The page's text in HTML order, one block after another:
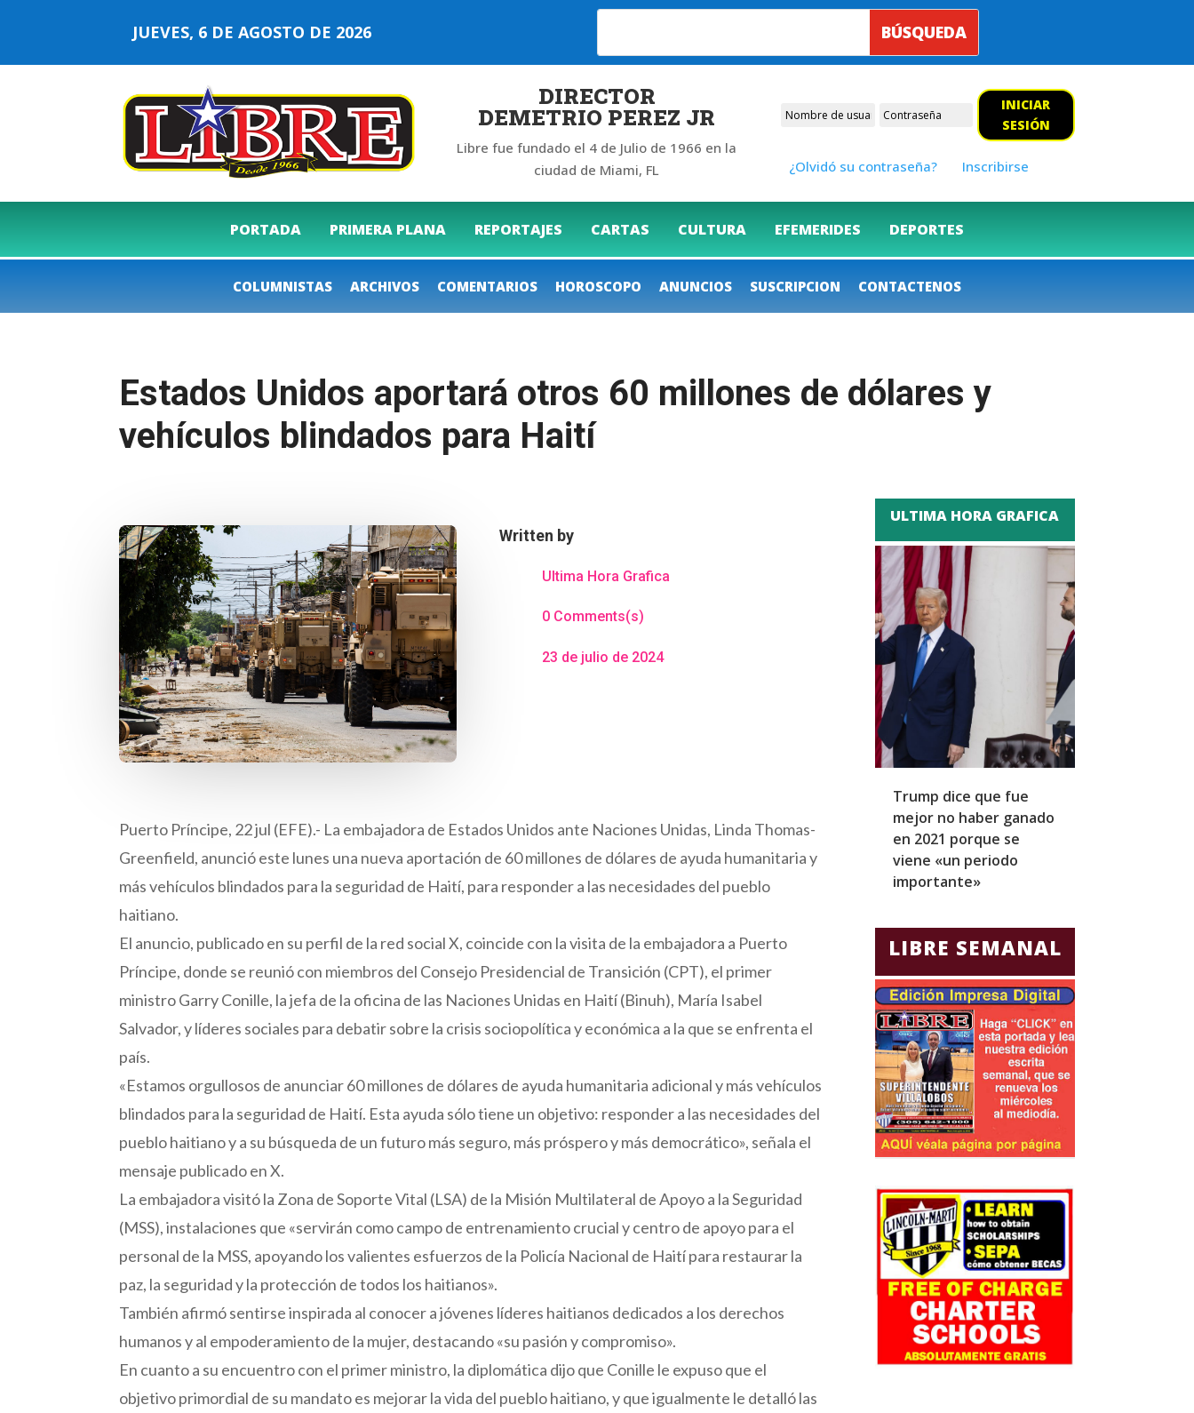
JUEVES, 6 DE AGOSTO DE 2026
DIRECTOR
DEMETRIO PEREZ JR
Libre fue fundado el 4 de Julio de 1966 en la
ciudad de Miami, FL
INICIAR
SESIÓN
¿Olvidó su contraseña? Inscribirse
PORTADA PRIMERA PLANA REPORTAJES CARTAS CULTURA EFEMERIDES DEPORTES
COLUMNISTAS ARCHIVOS COMENTARIOS HOROSCOPO ANUNCIOS SUSCRIPCION CONTACTENOS
Estados Unidos aportará otros 60 millones de dólares y
vehículos blindados para Haití
Written by
Ultima Hora Grafica
0 Comments(s)
23 de julio de 2024
Puerto Príncipe, 22 jul (EFE).- La embajadora de Estados Unidos ante Naciones Unidas, Linda Thomas-
Greenfield, anunció este lunes una nueva aportación de 60 millones de dólares de ayuda humanitaria y
más vehículos blindados para la seguridad de Haití, para responder a las necesidades del pueblo
haitiano.
El anuncio, publicado en su perfil de la red social X, coincide con la visita de la embajadora a Puerto
Príncipe, donde se reunió con miembros del Consejo Presidencial de Transición (CPT), el primer
ministro Garry Conille, la jefa de la oficina de las Naciones Unidas en Haití (Binuh), María Isabel
Salvador, y líderes sociales para debatir sobre la crisis sociopolítica y económica a la que se enfrenta el
país.
«Estamos orgullosos de anunciar 60 millones de dólares de ayuda humanitaria adicional y más vehículos
blindados para la seguridad de Haití. Esta ayuda sólo tiene un objetivo: responder a las necesidades del
pueblo haitiano y a su búsqueda de un futuro más seguro, más próspero y más democrático», señala el
mensaje publicado en X.
La embajadora visitó la Zona de Soporte Vital (LSA) de la Misión Multilateral de Apoyo a la Seguridad
(MSS), instalaciones que «servirán como campo de entrenamiento crucial y centro de apoyo para el
personal de la MSS, apoyando los valientes esfuerzos de la Policía Nacional de Haití para restaurar la
paz, la seguridad y la protección de todos los haitianos».
También afirmó sentirse inspirada al conocer a jóvenes líderes haitianos dedicados a los derechos
humanos y al empoderamiento de la mujer, destacando «su pasión y compromiso».
En cuanto a su encuentro con el primer ministro, la diplomática dijo que Conille le expuso que el
objetivo primordial de su mandato es mejorar la vida del pueblo haitiano, y que igualmente le detalló las
ULTIMA HORA GRAFICA
Trump dice que fue
mejor no haber ganado
en 2021 porque se
viene «un periodo
importante»
LIBRE SEMANAL